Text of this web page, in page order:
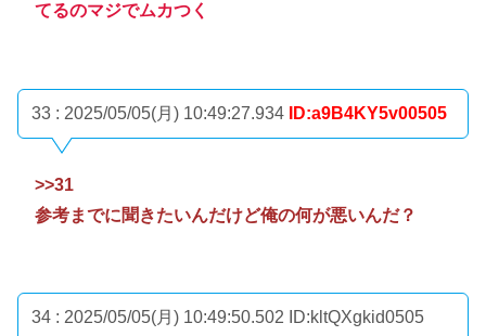
てるのマジでムカつく
33 : 2025/05/05(月) 10:49:27.934 ID:a9B4KY5v00505
>>31
参考までに聞きたいんだけど俺の何が悪いんだ？
34 : 2025/05/05(月) 10:49:50.502 ID:kltQXgkid0505